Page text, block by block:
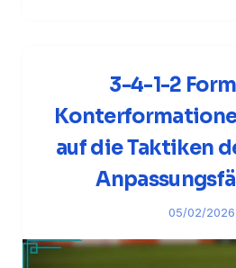
3-4-1-2
auf die Taktiken
05/02/2026